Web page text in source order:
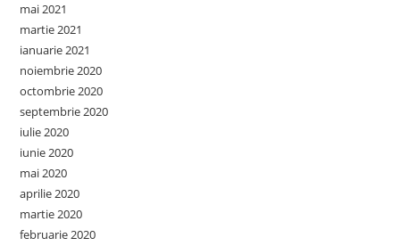
mai 2021
martie 2021
ianuarie 2021
noiembrie 2020
octombrie 2020
septembrie 2020
iulie 2020
iunie 2020
mai 2020
aprilie 2020
martie 2020
februarie 2020